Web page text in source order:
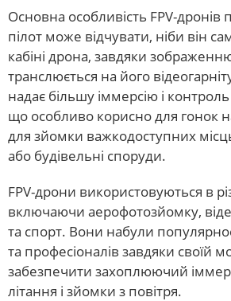
Основна особливість FPV-дронів
пілот може відчувати, ніби він
кабіні дрона, завдяки
транслюється на його
надає більшу іммерсію і
що особливо корисно для гонок
для зйомки важкодоступних
або будівельні споруди.
FPV-дрони використовуються в
включаючи аерофотозйомку,
та спорт. Вони набули
та професіоналів завдяки своїй
забезпечити захоплюючий
літання і зйомки з повітря.